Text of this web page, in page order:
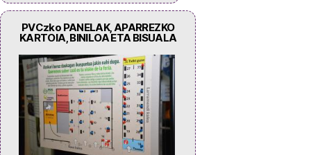
PVCzko PANELAK, APARREZKO
KARTOIA, BINILOA ETA BISUALA